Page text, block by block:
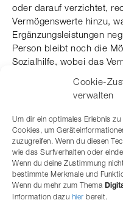
Cookie-
verwalten
Um dir ein optimales Erlebnis
Cookies, um
zuzugreifen. Wenn du diesen
wie das Surfverhalten oder
Wenn du deine Zustimmung
bestimmte Merkmale und
Wenn du mehr zum Thema
Information dazu hier bereit.
oder darauf verzichtet,
Vermögenswerte hinzu,
Ergänzungsleistungen
Person bleibt noch die
Sozialhilfe, wobei das
Behörde nach
ihrer
Ein häufiger Fall betrifft
Heim, deren Vermögen
Konstellationen stellt sich
Rückgriffs auf Kinder.
Kontaktieren Sie uns